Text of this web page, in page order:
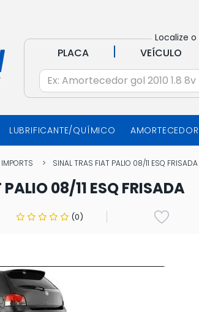
Localize
PLACA | VEÍCULO
LUBRIFICANTE/QUÍMICO AMORTECEDOR
SINAL TRAS FIAT PALIO 08/11 ESQ FRISADA
08/11 ESQ FRISADA
(0)